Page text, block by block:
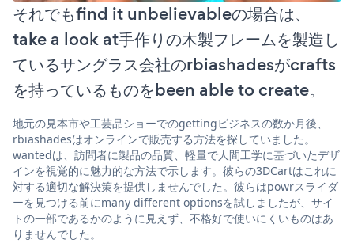
それでもfind it unbelievableの場合は、
take a look at手作りの木製フレームを製造し
ているサングラス会社のrbiashadesがcrafts
を持っているものをbeen able to create。
地元の見本市や工芸品ショーでのgettingビジネスの数か月後、
rbiashadesはオンラインで販売する方法を探していました。
wantedは、訪問者に製品の品質、軽量で人間工学に基づいたデザ
インを視覚的に魅力的な方法で示します。彼らの3DCartはこれに
対する適切な解決策を提供しませんでした。彼らはpowrスライダ
ーを見つける前にmany different optionsを試しましたが、サイ
トの一部であるかのように見えず、不格好で使いにくいものはあ
りませんでした。